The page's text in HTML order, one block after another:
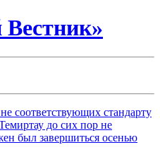
соответствующих стандарту
до сих пор не
был завершиться осенью